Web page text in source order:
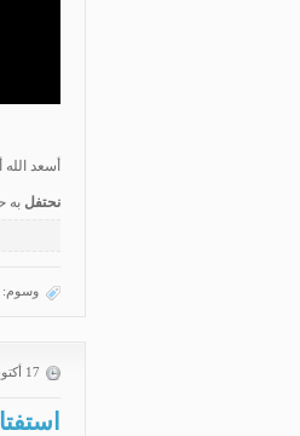
أسعد
نحتفل به
وسوم:
17 أكتوبر 2025